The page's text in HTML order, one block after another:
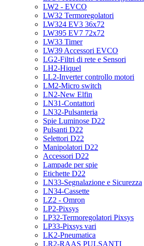
LW2 - EVCO
LW32 Termoregolatori
LW324 EV3 36x72
LW395 EV7 72x72
LW33 Timer
LW39 Accessori EVCO
LG2-Filtri di rete e Sensori
LH2-Hiquel
LL2-Inverter controllo motori
LM2-Micro switch
LN2-New Elfin
LN31-Contattori
LN32-Pulsanteria
Spie Luminose D22
Pulsanti D22
Selettori D22
Manipolatori D22
Accessori D22
Lampade per spie
Etichette D22
LN33-Segnalazione e Sicurezza
LN34-Cassette
LZ2 - Omron
LP2-Pixsys
LP32-Termoregolatori Pixsys
LP33-Pixsys vari
LK2-Pneumatica
LR2-RAAS PULSANTI